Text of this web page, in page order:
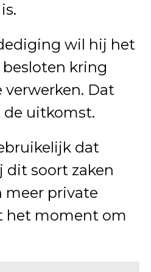
wil hij het
kring
Dat
uitkomst.
dat
dit soort zaken
meer private
het moment om